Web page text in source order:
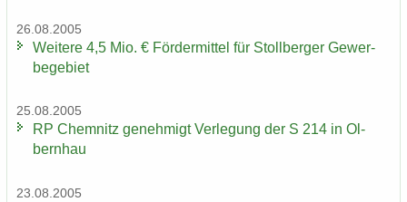
26.08.2005
Wei­te­re 4,5 Mio. € För­der­mit­tel für Stoll­ber­ger Ge­wer­
be­ge­biet
25.08.2005
RP Chem­nitz ge­neh­migt Ver­le­gung der S 214 in Ol­
bern­hau
23.08.2005